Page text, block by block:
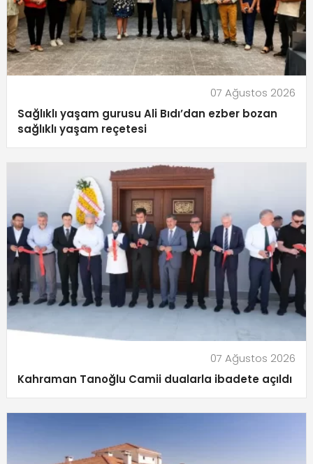
07 Ağustos 2026
Sağlıklı yaşam gurusu Ali Bıdı’dan ezber bozan
sağlıklı yaşam reçetesi
07 Ağustos 2026
Kahraman Tanoğlu Camii dualarla ibadete açıldı